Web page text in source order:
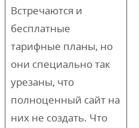
Встречаются и
бесплатные
тарифные планы, но
они специально так
урезаны, что
полноценный сайт на
них не создать. Что